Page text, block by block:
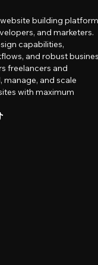
building platform
and marketers.
capabilities,
and robust
freelancers and
manage, and scale
with maximum